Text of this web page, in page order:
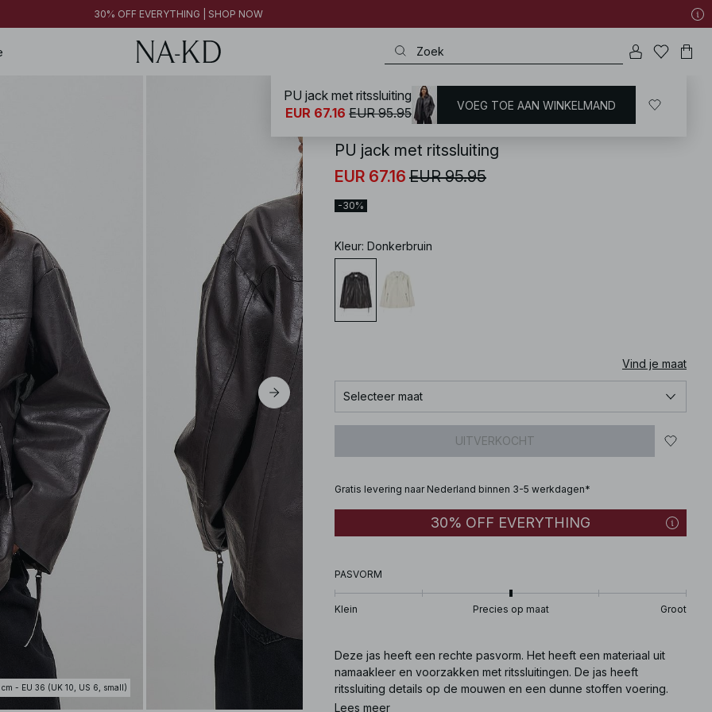
FINAL SALE | SHOP NOW
FINAL SALE | SHOP NOW
30% OFF EVERYTHING | SHOP NOW
cm - EU 36 (UK 10, US 6, small)
NA-KD / Jassen & jacks Imitatieleren jacks
PU jack met ritssluiting
EUR 67.16 EUR 95.95
-30%
Kleur: Donkerbruin
Vind je maat
Selecteer maat
UITVERKOCHT
Gratis levering naar Nederland binnen 3-5 werkdagen*
30% OFF EVERYTHING
PASVORM
Klein Precies op maat Groot
Deze jas heeft een rechte pasvorm. Het heeft een materiaal uit
namaakleer en voorzakken met ritssluitingen. De jas heeft
ritssluiting details op de mouwen en een dunne stoffen voering.
Deze jas komt in bruin.
Lees meer
PU jack met ritssluiting
EUR 67.16 EUR 95.95 VOEG TOE AAN WINKELMAND